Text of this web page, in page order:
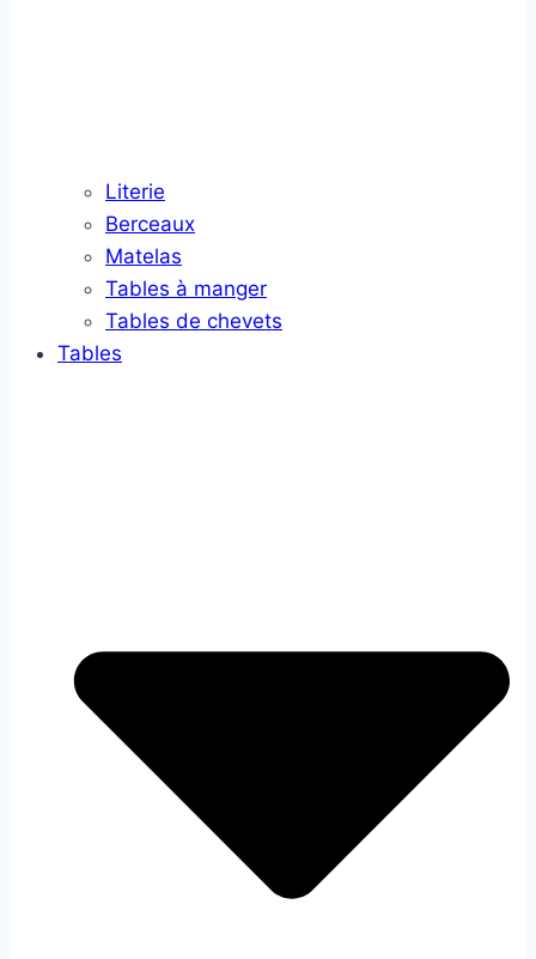
Literie
Berceaux
Matelas
Tables à manger
Tables de chevets
Tables